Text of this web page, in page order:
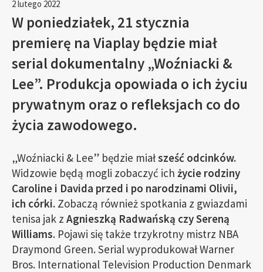
2 lutego 2022
W poniedziałek, 21 stycznia
premierę na Viaplay będzie miał
serial dokumentalny „Woźniacki &
Lee”. Produkcja opowiada o ich życiu
prywatnym oraz o refleksjach co do
życia zawodowego.
„Woźniacki & Lee” będzie miałsześć odcinków.
Widzowie będą mogli zobaczyć ich życie rodziny
Caroline i Davida przed i po narodzinami Olivii,
ich córki. Zobaczą również spotkania z gwiazdami
tenisa jak z Agnieszką Radwańską czy Sereną
Williams. Pojawi się także trzykrotny mistrz NBA
Draymond Green. Serial wyprodukował Warner
Bros. International Television Production Denmark